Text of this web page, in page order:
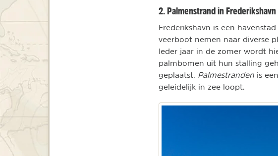
2. Palmenstrand in Frederikshavn
Frederikshavn is een
veerboot nemen naar diverse
Ieder jaar in de zomer wordt
palmbomen uit hun stalling
geplaatst.
Palmestranden is
geleidelijk in zee loopt.